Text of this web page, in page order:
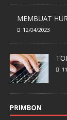
MEMBUAT
12/04/2023
PRIMBON